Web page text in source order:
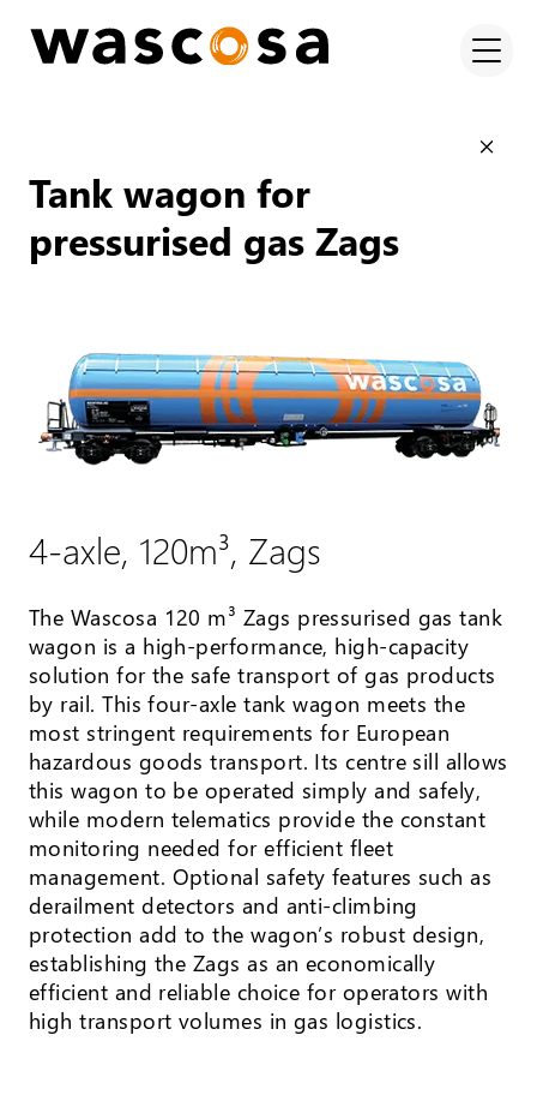
Tank wagon for
pressurised gas Zags
4-axle, 120m³, Zags
The Wascosa 120 m³ Zags pressurised gas tank
wagon is a high-performance, high-capacity
solution for the safe transport of gas products
by rail. This four-axle tank wagon meets the
most stringent requirements for European
hazardous goods transport. Its centre sill allows
this wagon to be operated simply and safely,
while modern telematics provide the constant
monitoring needed for efficient fleet
management. Optional safety features such as
derailment detectors and anti-climbing
protection add to the wagon’s robust design,
establishing the Zags as an economically
efficient and reliable choice for operators with
high transport volumes in gas logistics.